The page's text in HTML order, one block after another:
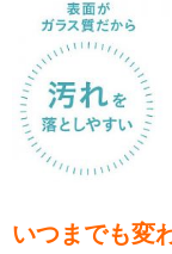
いつまでも変